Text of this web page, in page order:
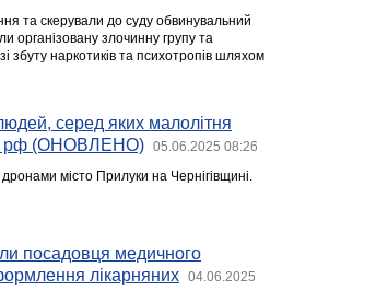
та скерували до суду обвинувальний
організовану злочинну групу та
збуту наркотиків та психотропів шляхом
серед яких малолітня
рф (ОНОВЛЕНО)
05.06.2025 08:26
місто Прилуки на Чернігівщині.
посадовця медичного
лікарняних
04.06.2025